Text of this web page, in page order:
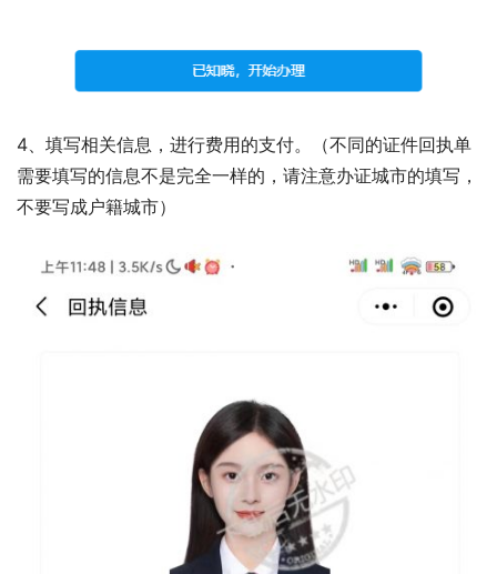
4、填写相关信息，进行费用的支付。（不同的证件回执单
需要填写的信息不是完全一样的，请注意办证城市的填写，
不要写成户籍城市）